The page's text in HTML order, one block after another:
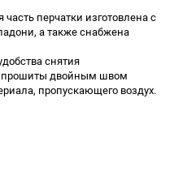
перчатки изготовлена с
а также снабжена
снятия
прошиты двойным швом
пропускающего воздух.